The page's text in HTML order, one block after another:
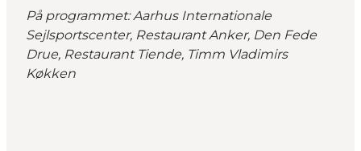
På programmet: Aarhus Internationale
Sejlsportscenter, Restaurant Anker, Den Fede
Drue, Restaurant Tiende, Timm Vladimirs
Køkken